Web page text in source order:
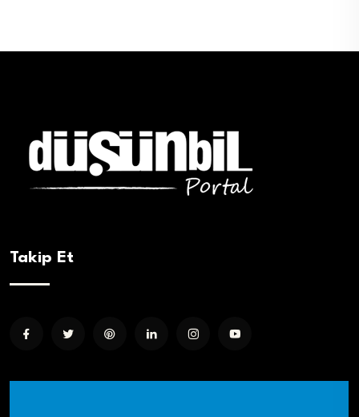
Takip Et